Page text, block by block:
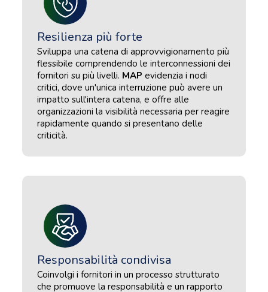
Resilienza più forte
Sviluppa una catena di approvvigionamento più
flessibile comprendendo le interconnessioni dei
fornitori su più livelli. MAP evidenzia i nodi
critici, dove un'unica interruzione può avere un
impatto sull'intera catena, e offre alle
organizzazioni la visibilità necessaria per reagire
rapidamente quando si presentano delle
criticità.
Responsabilità condivisa
Coinvolgi i fornitori in un processo strutturato
che promuove la responsabilità e un rapporto